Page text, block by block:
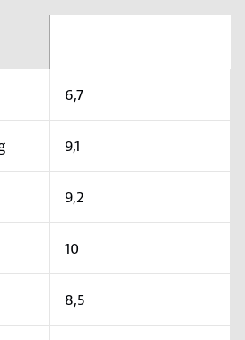
6,7
9,1
9,2
10
8,5